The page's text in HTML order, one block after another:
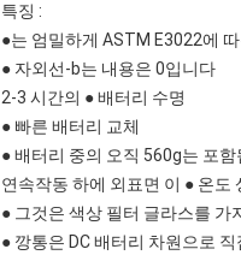
특징 :
●는 엄밀하게 ASTM E3022에
● 자외선-b는 내용은 0입니다
2-3 시간의 ● 배터리 수명
● 빠른 배터리 교체
● 배터리 중의 오직 560g는 포함
연속작동 하에 외표면 이 ● 온도
● 그것은 색상 필터 글라스를 가
● 깡통은 DC 배터리 차원으로